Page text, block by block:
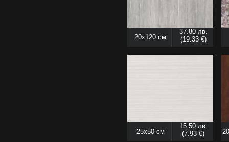
20x120 см
37.80 лв.
(19.33 €)
25x50 см
15.50 лв.
(7.93 €)